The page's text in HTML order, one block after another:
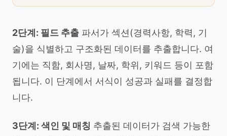
2단계: 필드 추출 파서가 섹션(경력사항, 학력, 기
술)을 식별하고 구조화된 데이터를 추출합니다. 여
기에는 직함, 회사명, 날짜, 학위, 키워드 등이 포함
됩니다. 이 단계에서 서식이 성공과 실패를 결정합
니다.
3단계: 색인 및 매칭 추출된 데이터가 검색 가능한